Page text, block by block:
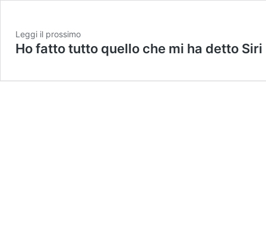
Leggi il prossimo
Ho fatto tutto quello che mi ha detto